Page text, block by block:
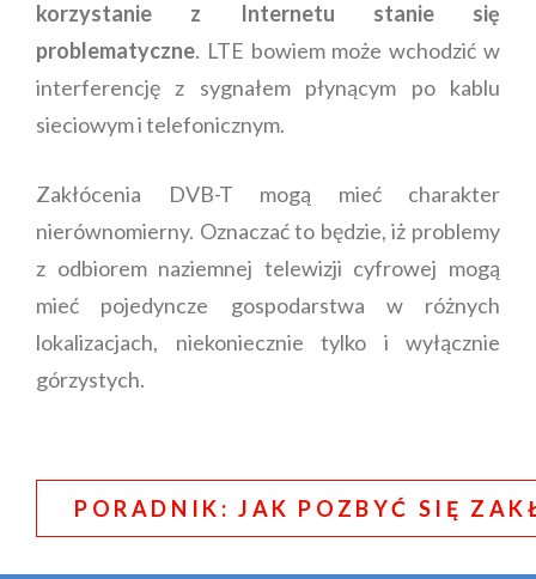
korzystanie z Internetu stanie się
problematyczne. LTE bowiem może wchodzić w
interferencję z sygnałem płynącym po kablu
sieciowym i telefonicznym.
Zakłócenia DVB-T mogą mieć charakter
nierównomierny. Oznaczać to będzie, iż problemy
z odbiorem naziemnej telewizji cyfrowej mogą
mieć pojedyncze gospodarstwa w różnych
lokalizacjach, niekoniecznie tylko i wyłącznie
górzystych.
PORADNIK: JAK POZBYĆ SIĘ